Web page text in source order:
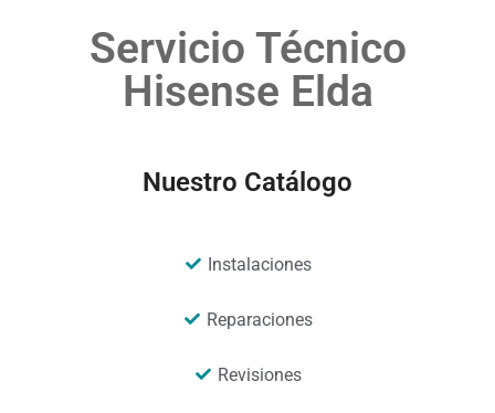
Servicio Técnico
Hisense Elda
Nuestro Catálogo
Instalaciones
Reparaciones
Revisiones